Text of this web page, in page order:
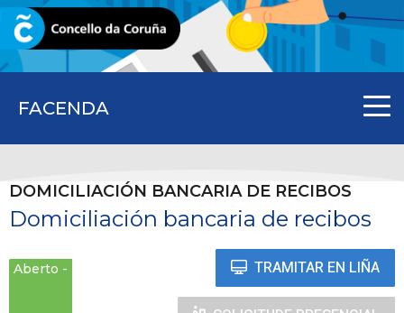
FACENDA
CORUNA.GAL
DOMICILIACIÓN BANCARIA DE RECIBOS
Domiciliación bancaria de recibos
Aberto TRAMITAR EN LIÑA